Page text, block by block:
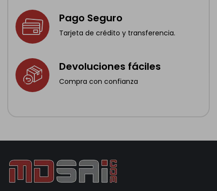
Pago Seguro
Tarjeta de crédito y transferencia.
Devoluciones fáciles
Compra con confianza